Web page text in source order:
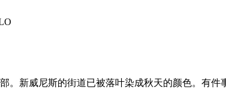
部。新威尼斯的街道已被落叶染成秋天的颜色。有